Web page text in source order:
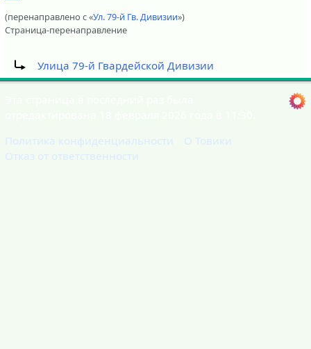
(перенаправлено с «Ул. 79-й Гв. Дивизии»)
Страница-перенаправление
Улица 79-й Гвардейской Дивизии